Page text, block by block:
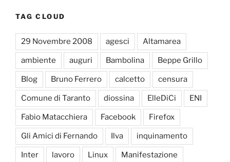
TAG CLOUD
29 Novembre 2008 agesci Altamarea
ambiente auguri Bambolina Beppe Grillo
Blog Bruno Ferrero calcetto censura
Comune di Taranto diossina ElleDiCi ENI
Fabio Matacchiera Facebook Firefox
Gli Amici di Fernando Ilva inquinamento
Inter lavoro Linux Manifestazione